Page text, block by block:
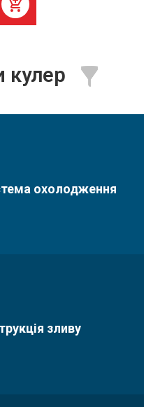
кулер
охолодження
зливу